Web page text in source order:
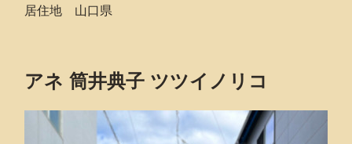
居住地 山口県
アネ 筒井典子 ツツイノリコ